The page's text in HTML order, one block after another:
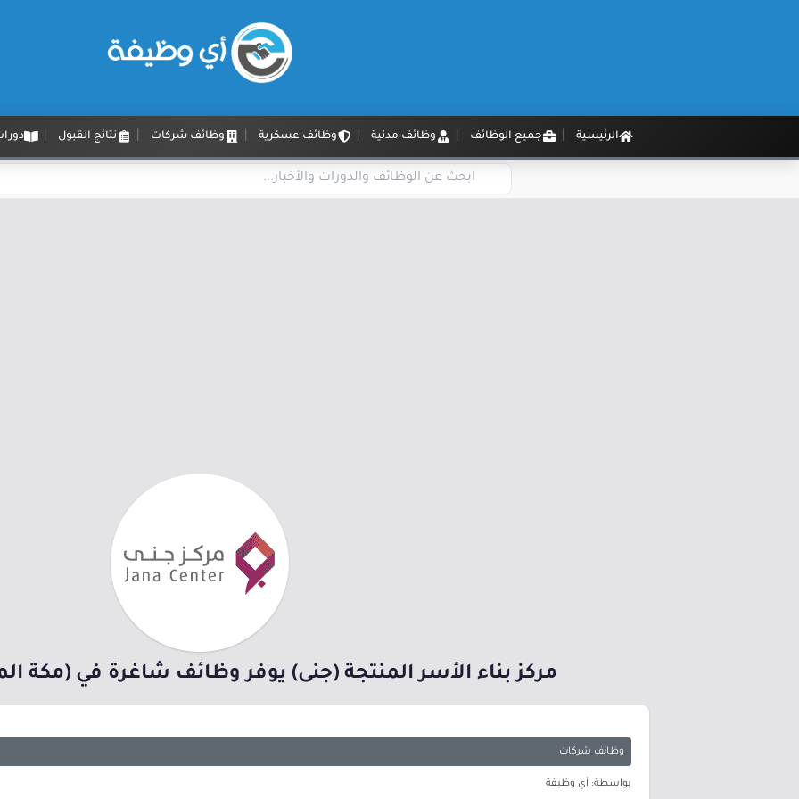
الرئيسية جميع الوظائف وظائف مدنية وظائف عسكرية وظائف شركات نتائج القبول
مركز بناء الأسر المنتجة (جنى) يوفر وظائف شاغرة في (مكة
وظائف شركات
بواسطة: أي وظيفة